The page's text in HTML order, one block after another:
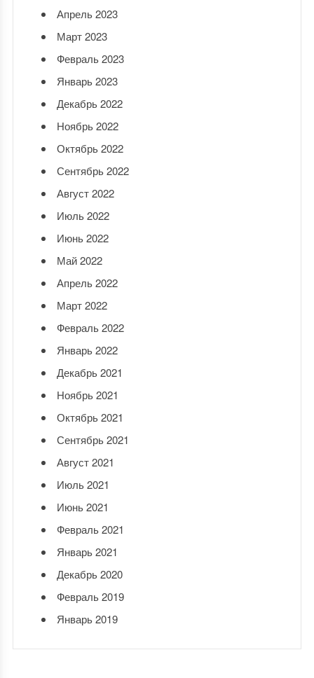
Апрель 2023
Март 2023
Февраль 2023
Январь 2023
Декабрь 2022
Ноябрь 2022
Октябрь 2022
Сентябрь 2022
Август 2022
Июль 2022
Июнь 2022
Май 2022
Апрель 2022
Март 2022
Февраль 2022
Январь 2022
Декабрь 2021
Ноябрь 2021
Октябрь 2021
Сентябрь 2021
Август 2021
Июль 2021
Июнь 2021
Февраль 2021
Январь 2021
Декабрь 2020
Февраль 2019
Январь 2019